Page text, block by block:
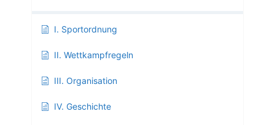
I. Sportordnung
II. Wettkampfregeln
III. Organisation
IV. Geschichte